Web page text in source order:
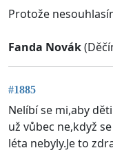
Protože
Fanda Novák
#1885
Nelíbí se mi,aby
už vůbec ne,když
léta nebyly.Je to